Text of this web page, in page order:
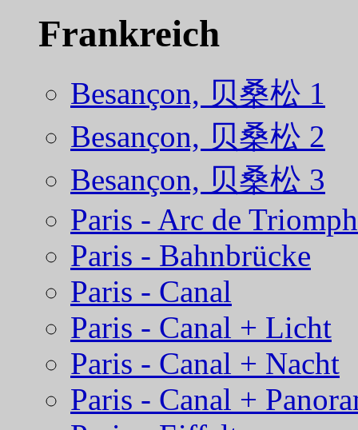
Frankreich
Besançon, 贝桑松 1
Besançon, 贝桑松 2
Besançon, 贝桑松 3
Paris - Arc de
Paris - Bahnbrücke
Paris - Canal
Paris - Canal + Licht
Paris - Canal + Nacht
Paris - Canal +